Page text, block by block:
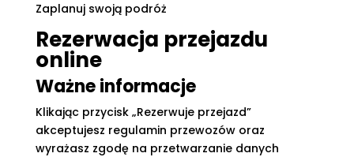
Zaplanuj swoją podróż
Rezerwacja przejazdu
online
Ważne informacje
Klikając przycisk „Rezerwuje przejazd”
akceptujesz regulamin przewozów oraz
wyrażasz zgodę na przetwarzanie danych